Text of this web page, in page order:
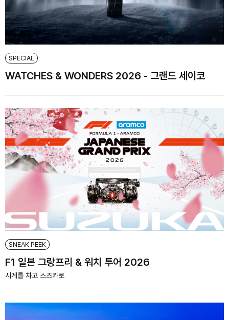
SPECIAL
WATCHES & WONDERS 2026 - 그랜드 세이코
SNEAK PEEK
F1 일본 그랑프리 & 워치 투어 2026
시계를 차고 스즈카로